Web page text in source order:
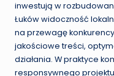
inwestują w
Łuków widoczność
na przewagę
jakościowe treści,
działania. W praktyce
responsywnego